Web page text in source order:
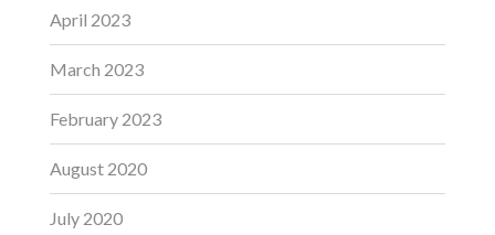
April 2023
March 2023
February 2023
August 2020
July 2020